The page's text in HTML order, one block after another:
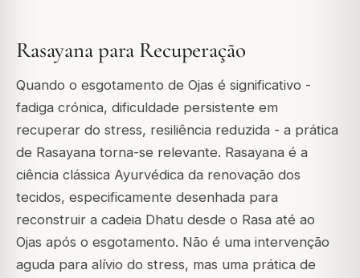
Rasayana para Recuperação
Quando o esgotamento de Ojas é significativo -
fadiga crónica, dificuldade persistente em
recuperar do stress, resiliência reduzida - a prática
de Rasayana torna-se relevante. Rasayana é a
ciência clássica Ayurvédica da renovação dos
tecidos, especificamente desenhada para
reconstruir a cadeia Dhatu desde o Rasa até ao
Ojas após o esgotamento. Não é uma intervenção
aguda para alívio do stress, mas uma prática de